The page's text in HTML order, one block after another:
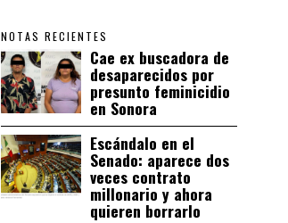
NOTAS RECIENTES
Cae ex buscadora de
desaparecidos por
presunto feminicidio
en Sonora
Escándalo en el
Senado: aparece dos
veces contrato
millonario y ahora
quieren borrarlo